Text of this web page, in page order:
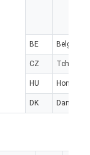
BE Belgique
CZ Tchèque
HU Hongrie
DK